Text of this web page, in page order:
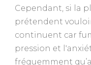
Cependant, si la
prétendent
continuent car
pression et
fréquemment